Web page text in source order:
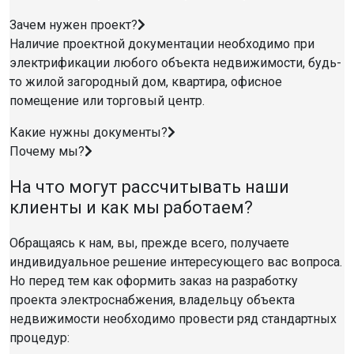
Зачем нужен проект?
Наличие проектной документации необходимо при
электрификации любого объекта недвижимости, будь-
то жилой загородный дом, квартира, офисное
помещение или торговый центр.
Какие нужны документы?
Почему мы?
На что могут рассчитывать наши
клиенты и как мы работаем?
Обращаясь к нам, вы, прежде всего, получаете
индивидуальное решение интересующего вас вопроса.
Но перед тем как оформить заказ на разработку
проекта электроснабжения, владельцу объекта
недвижимости необходимо провести ряд стандартных
процедур: